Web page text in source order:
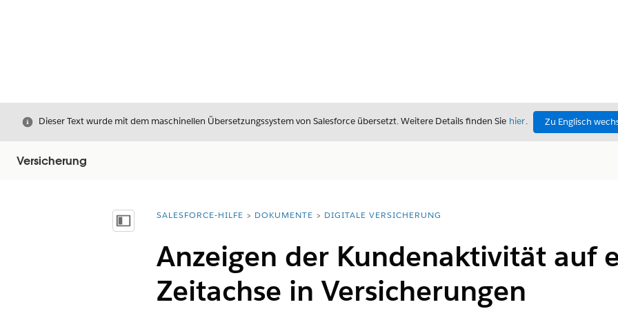
Schließen
Dieser Text wurde mit dem maschinellen Übersetzungssystem von Salesforce übersetzt. Weitere Details finden Sie hier. Zu Englisch
Versicherung
Inhalt anzeigenSie befinden sich hier:
SALESFORCE-HILFE DOKUMENTE DIGITALE VERSICHERUNG
Anzeigen der Kundenaktivität auf
Zeitachse in Versicherungen